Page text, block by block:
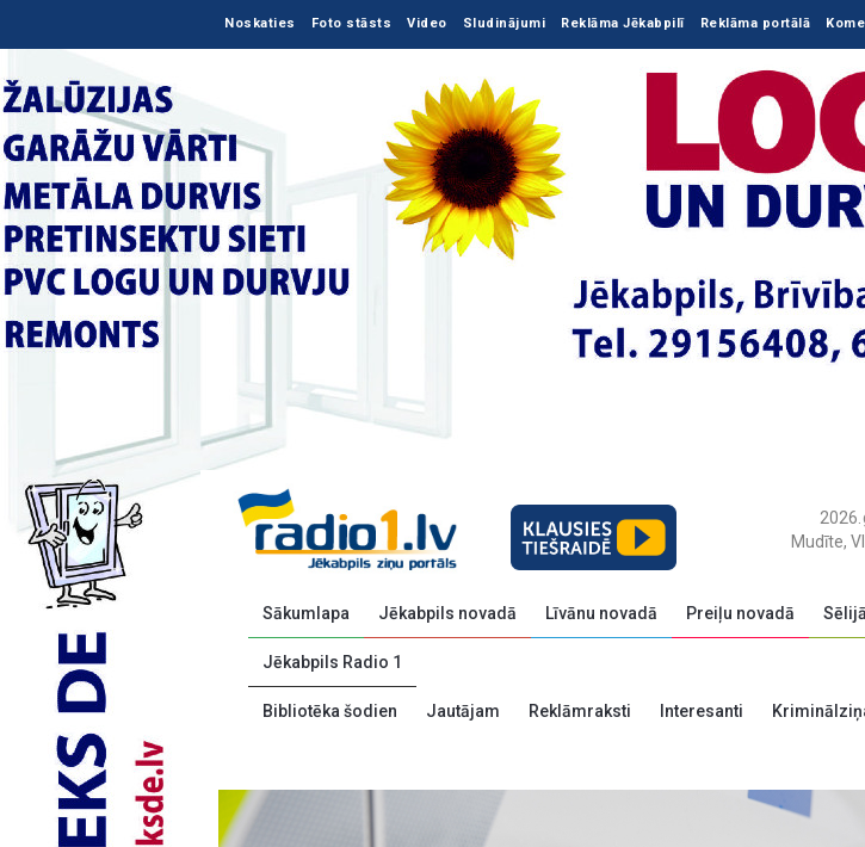
Noskaties Foto stāsts Video Sludinājumi Reklāma Jēkabpilī Reklāma portālā
Mudīte,
Sākumlapa Jēkabpils novadā Līvānu novadā Preiļu novadā Sēlijā
Jēkabpils Radio 1
Bibliotēka šodien Jautājam Reklāmraksti Interesanti